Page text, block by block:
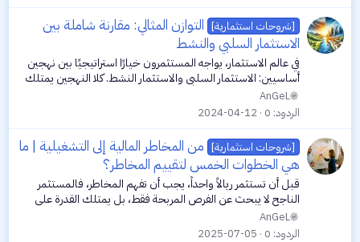
[شروحات استثمارية] التوازن المثالي: مقارنة شاملة بين
الاستثمار السلبي والنشط
في عالم الاستثمار، يواجه المستثمرون خيارًا استراتيجيًا بين نهجين
أساسيين: الاستثمار السلبي والاستثمار النشط. كلا النهجين يمتلك
خصائص ومزايا محددة ويناسب أنواعًا مختلفة من المستثمرين بناءً
على...
AnGeL
الردود 0
2024-04-12
[شروحات استثمارية] من المخاطر المالية إلى التشغيلية | ما
هي الخطوات الخمس لتقييم المخاطر؟
قبل أن تستثمر ريالاً واحداً، يجب أن تفهم المخاطر، فالمستثمر
الناجح لا يبحث عن الفرص المربحة فقط، بل يمتلك القدرة على
تقييم مدى صلابة الشركة وقدرتها على حماية نفسها من الكوارث.
هذا الدليل يشرح لك...
AnGeL
الردود 0
2025-07-05